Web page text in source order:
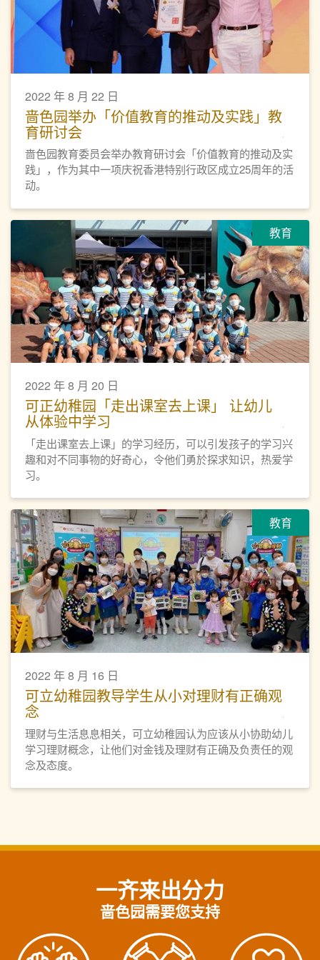
2022 年 8 月 22 日
啬色园举办「价值教育的推动及实践」教
育研讨会
啬色园教育委员会举办教育研讨会「价值教育的推动及实
践」，作为其中一项庆祝香港特别行政区成立25周年的活
动。
教育
2022 年 8 月 20 日
可正幼稚园「走出课室去上课」 让幼儿
从体验中学习
「走出课室去上课」的学习经历，可以引发孩子的学习兴
趣和对不同事物的好奇心，令他们勇於探求知识，热爱学
习。
教育
2022 年 8 月 16 日
可立幼稚园教导学生从小对理财有正确观
念
理财与生活息息相关，可立幼稚园认为应该从小协助幼儿
学习理财概念，让他们对金钱及理财有正确及负责任的观
念及态度。
一齐来出分力
啬色园需要您支持